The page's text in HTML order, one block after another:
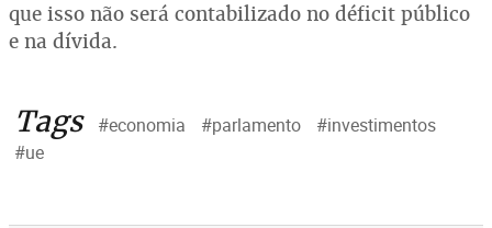
que isso não será contabilizado no déficit público
e na dívida.
Tags #economia #parlamento
#investimentos
#ue